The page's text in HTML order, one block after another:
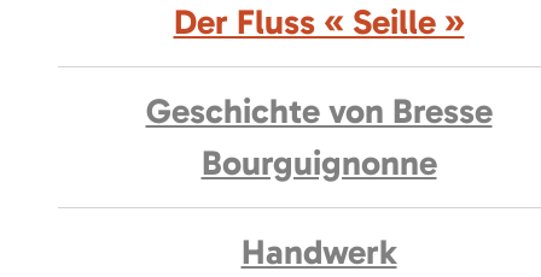
Der Fluss « Seille »
Geschichte von Bresse
Bourguignonne
Handwerk